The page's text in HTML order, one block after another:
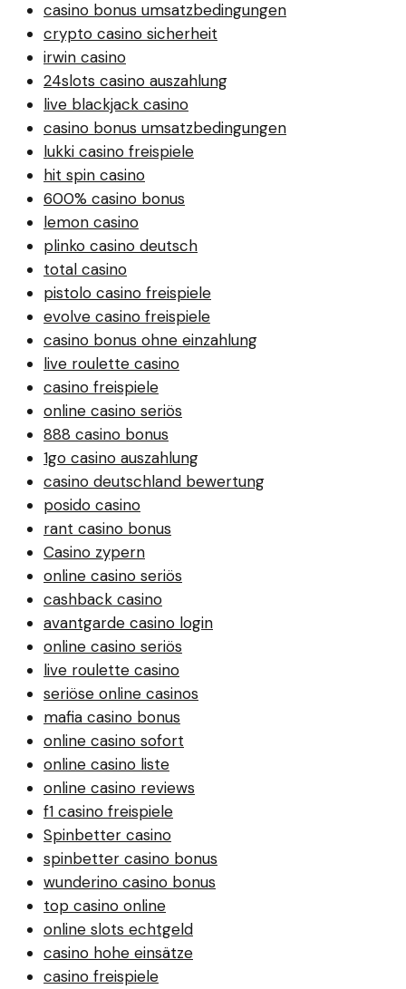
casino bonus umsatzbedingungen
crypto casino sicherheit
irwin casino
24slots casino auszahlung
live blackjack casino
casino bonus umsatzbedingungen
lukki casino freispiele
hit spin casino
600% casino bonus
lemon casino
plinko casino deutsch
total casino
pistolo casino freispiele
evolve casino freispiele
casino bonus ohne einzahlung
live roulette casino
casino freispiele
online casino seriös
888 casino bonus
1go casino auszahlung
casino deutschland bewertung
posido casino
rant casino bonus
Casino zypern
online casino seriös
cashback casino
avantgarde casino login
online casino seriös
live roulette casino
seriöse online casinos
mafia casino bonus
online casino sofort
online casino liste
online casino reviews
f1 casino freispiele
Spinbetter casino
spinbetter casino bonus
wunderino casino bonus
top casino online
online slots echtgeld
casino hohe einsätze
casino freispiele